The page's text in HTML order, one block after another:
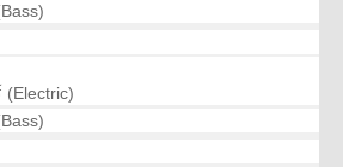
(Electric)